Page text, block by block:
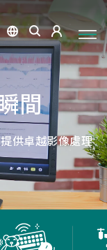
量
無所不在
掌控每一秒
間
供卓越影像處理
新體驗
，開啟互動新篇
界
輸